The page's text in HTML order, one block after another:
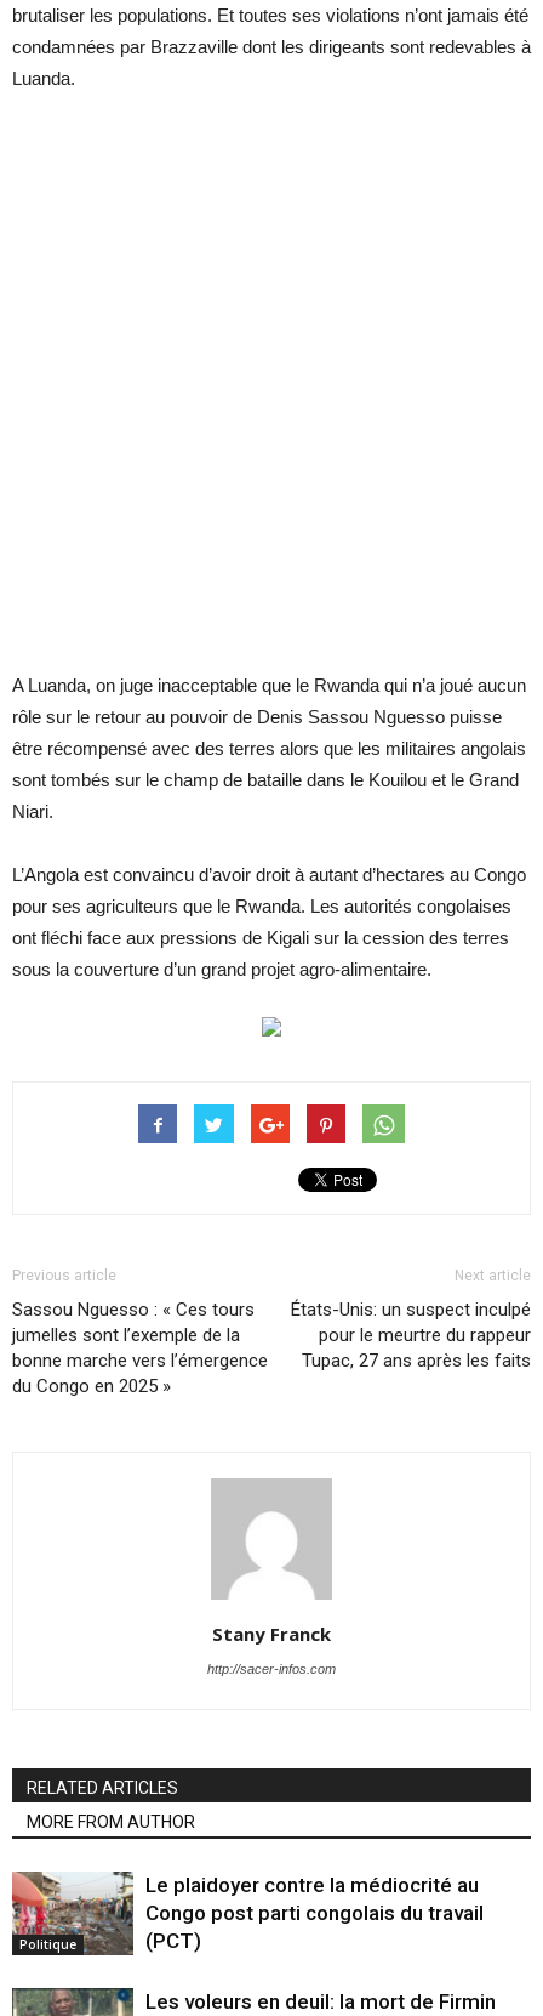
brutaliser les populations. Et toutes ses violations n’ont jamais été
condamnées par Brazzaville dont les dirigeants sont redevables à
Luanda.
A Luanda, on juge inacceptable que le Rwanda qui n’a joué aucun
rôle sur le retour au pouvoir de Denis Sassou Nguesso puisse
être récompensé avec des terres alors que les militaires angolais
sont tombés sur le champ de bataille dans le Kouilou et le Grand
Niari.
L’Angola est convaincu d’avoir droit à autant d’hectares au Congo
pour ses agriculteurs que le Rwanda. Les autorités congolaises
ont fléchi face aux pressions de Kigali sur la cession des terres
sous la couverture d’un grand projet agro-alimentaire.
Previous article
Sassou Nguesso : « Ces tours
jumelles sont l’exemple de la
bonne marche vers l’émergence
du Congo en 2025 »
Next article
États-Unis: un suspect inculpé
pour le meurtre du rappeur
Tupac, 27 ans après les faits
Stany Franck
http://sacer-infos.com
RELATED ARTICLES
MORE FROM AUTHOR
Politique
Le plaidoyer contre la médiocrité au
Congo post parti congolais du travail
(PCT)
Les voleurs en deuil: la mort de Firmin